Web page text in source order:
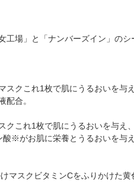
工場」と「ナンバーズイン」の
スク これ1枚で肌にうるおいを
配合。
ク これ1枚で肌にうるおいを与
※がお肌に栄養とうるおいを与え
マスク ビタミンCをふりかけた